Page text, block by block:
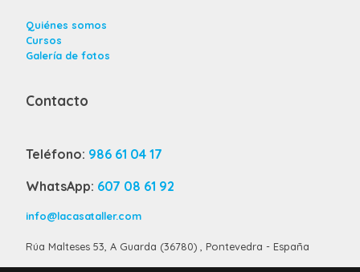
Quiénes somos
Cursos
Galería de fotos
Contacto
Teléfono: 986 61 04 17
WhatsApp: 607 08 61 92
info@lacasataller.com
Rúa Malteses 53, A Guarda (36780) , Pontevedra - España